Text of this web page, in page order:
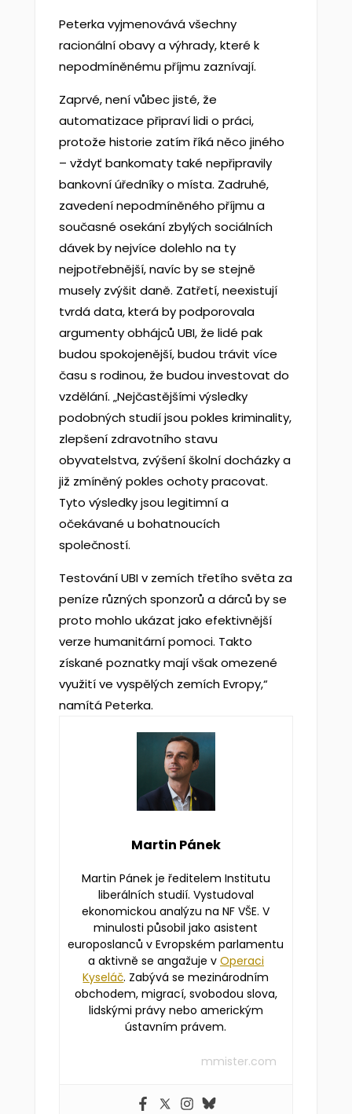
Peterka vyjmenovává všechny
racionální obavy a výhrady, které k
nepodmíněnému příjmu zaznívají.
Zaprvé, není vůbec jisté, že
automatizace připraví lidi o práci,
protože historie zatím říká něco jiného
– vždyť bankomaty také nepřipravily
bankovní úředníky o místa. Zadruhé,
zavedení nepodmíněného příjmu a
současné osekání zbylých sociálních
dávek by nejvíce dolehlo na ty
nejpotřebnější, navíc by se stejně
musely zvýšit daně. Zatřetí, neexistují
tvrdá data, která by podporovala
argumenty obhájců UBI, že lidé pak
budou spokojenější, budou trávit více
času s rodinou, že budou investovat do
vzdělání. „Nejčastějšími výsledky
podobných studií jsou pokles kriminality,
zlepšení zdravotního stavu
obyvatelstva, zvýšení školní docházky a
již zmíněný pokles ochoty pracovat.
Tyto výsledky jsou legitimní a
očekávané u bohatnoucích
společností.
Testování UBI v zemích třetího světa za
peníze různých sponzorů a dárců by se
proto mohlo ukázat jako efektivnější
verze humanitární pomoci. Takto
získané poznatky mají však omezené
využití ve vyspělých zemích Evropy,“
namítá Peterka.
Martin Pánek
Martin Pánek je ředitelem Institutu
liberálních studií. Vystudoval
ekonomickou analýzu na NF VŠE. V
minulosti působil jako asistent
europoslanců v Evropském parlamentu
a aktivně se angažuje v Operaci
Kyseláč. Zabývá se mezinárodním
obchodem, migrací, svobodou slova,
lidskými právy nebo americkým
ústavním právem.
mmister.com